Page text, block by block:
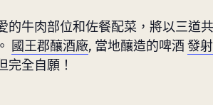
的牛肉部位和佐餐配菜，將以三道
國王郡釀酒廠, 當地釀造的啤酒 發
完全自願！